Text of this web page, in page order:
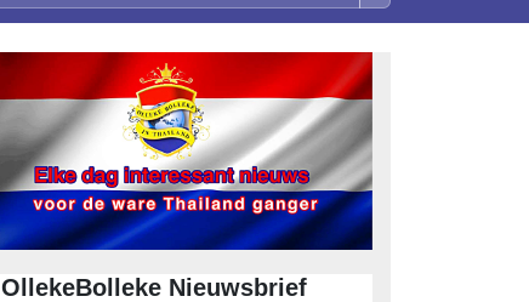
OllekeBolleke Nieuwsbrief